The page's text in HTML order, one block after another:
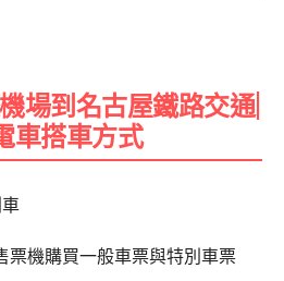
場到名古屋鐵路交通|
車搭車方式
票機購買一般車票與特別車票